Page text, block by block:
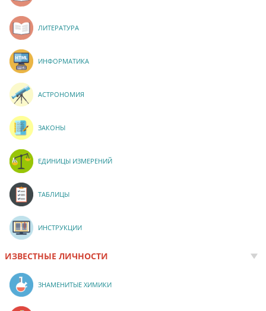
ЛИТЕРАТУРА
ИНФОРМАТИКА
АСТРОНОМИЯ
ЗАКОНЫ
ЕДИНИЦЫ ИЗМЕРЕНИЙ
ТАБЛИЦЫ
ИНСТРУКЦИИ
ИЗВЕСТНЫЕ ЛИЧНОСТИ
ЗНАМЕНИТЫЕ ХИМИКИ